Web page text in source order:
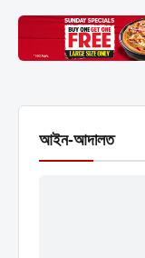
আইন-আদালত